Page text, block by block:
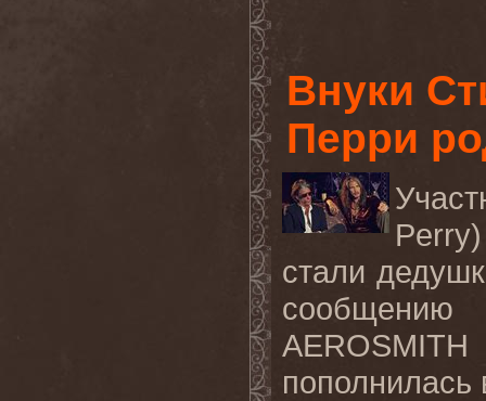
Внуки
Перри
Perry
стали
AEROSMITH
пополнилась